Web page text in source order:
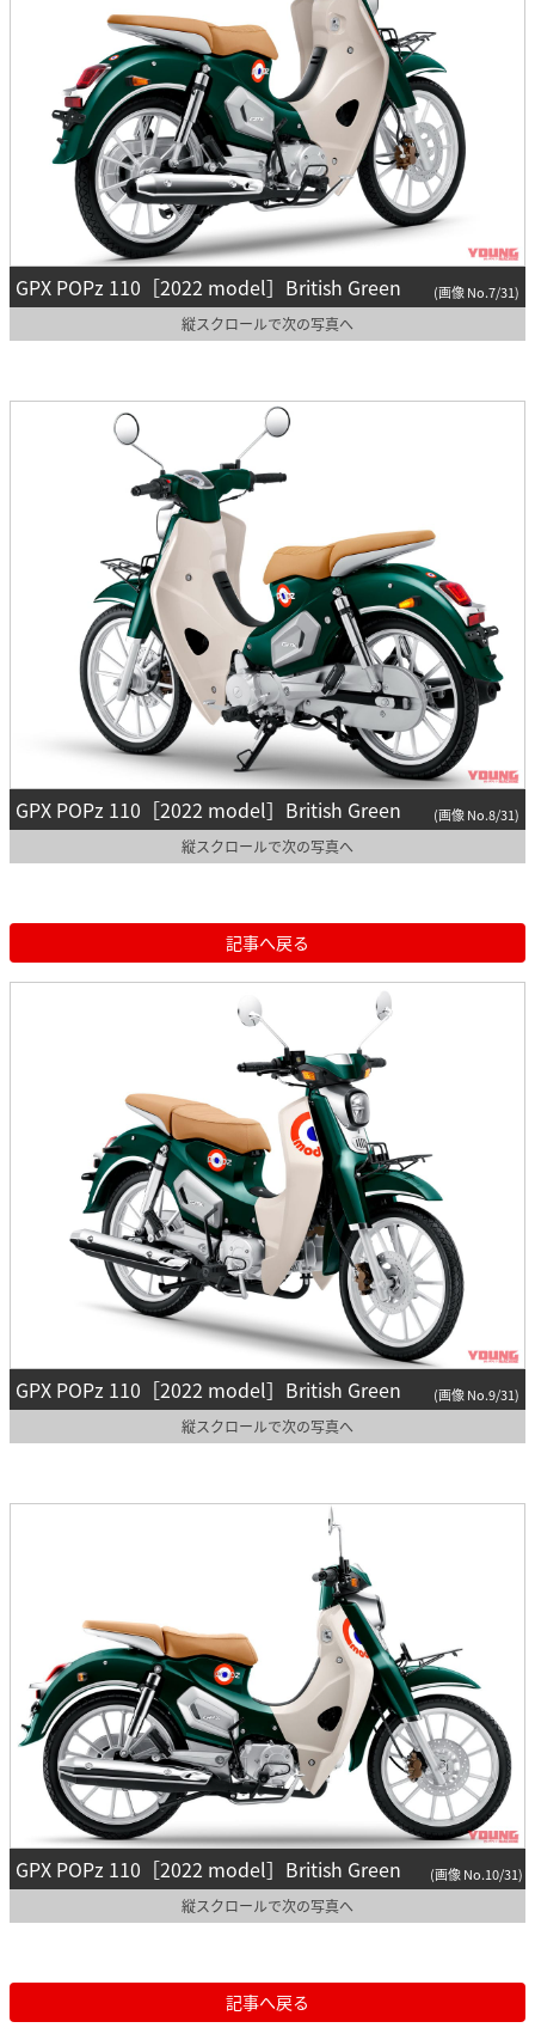
GPX POPz 110［2022 model］British Green (画像 No.7/31)
縦スクロールで次の写真へ
GPX POPz 110［2022 model］British Green (画像 No.8/31)
縦スクロールで次の写真へ
記事へ戻る
GPX POPz 110［2022 model］British Green (画像 No.9/31)
縦スクロールで次の写真へ
GPX POPz 110［2022 model］British Green (画像 No.10/31)
縦スクロールで次の写真へ
記事へ戻る